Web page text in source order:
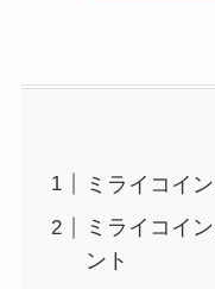
ミライコイ
ミライコイ
ント